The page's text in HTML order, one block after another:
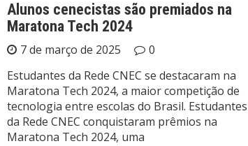
Alunos cenecistas são premiados na
Maratona Tech 2024
7 de março de 2025
0
Estudantes da Rede CNEC se destacaram na
Maratona Tech 2024, a maior competição de
tecnologia entre escolas do Brasil. Estudantes
da Rede CNEC conquistaram prêmios na
Maratona Tech 2024, uma